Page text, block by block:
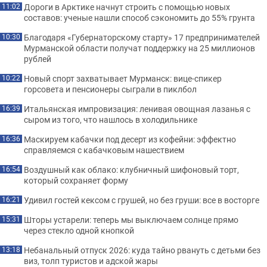
11:02 Дороги в Арктике начнут строить с помощью новых
составов: ученые нашли способ сэкономить до 55% грунта
10:30 Благодаря «Губернаторскому старту» 17 предпринимателей
Мурманской области получат поддержку на 25 миллионов
рублей
10:22 Новый спорт захватывает Мурманск: вице-спикер
горсовета и пенсионеры сыграли в пиклбол
16:39 Итальянская импровизация: ленивая овощная лазанья с
сыром из того, что нашлось в холодильнике
16:36 Маскируем кабачки под десерт из кофейни: эффектно
справляемся с кабачковым нашествием
16:54 Воздушный как облако: клубничный шифоновый торт,
который сохраняет форму
16:21 Удивил гостей кексом с грушей, но без груши: все в восторге
15:31 Шторы устарели: теперь мы выключаем солнце прямо
через стекло одной кнопкой
13:18 Небанальный отпуск 2026: куда тайно рвануть с детьми без
виз, толп туристов и адской жары